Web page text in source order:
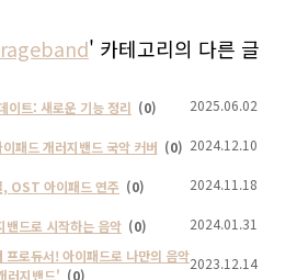
' 카테고리의 다른 글
트: 새로운 기능 정리 (0) 2025.06.02
패드 개러지밴드 국악 커버 (0) 2024.12.10
, OST 아이패드 연주 (0) 2024.11.18
밴드로 시작하는 음악 (0)
2024.01.31
프로듀서! 아이패드로 나만의 음악
러지밴드' (0)
2023.12.14